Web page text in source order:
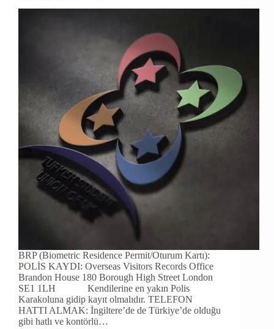
BRP (Biometric Residence Permit/Oturum Kartı):
POLİS KAYDI: Overseas Visitors Records Office
Brandon House 180 Borough High Street London
SE1 1LH Kendilerine en yakın Polis
Karakoluna gidip kayıt olmalıdır. TELEFON
HATTI ALMAK: İngiltere’de de Türkiye’de olduğu
gibi hatlı ve kontörlü…